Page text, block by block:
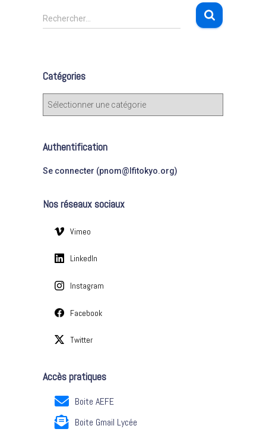
R
e
r
c
e
Rechercher…
Catégories
C
g
o
e
Authentification
Se connecter (pnom@lfitokyo.org)
Nos réseaux sociaux
Vimeo
LinkedIn
Instagram
Facebook
Twitter
Accès pratiques
Boite AEFE
Boite Gmail Lycée